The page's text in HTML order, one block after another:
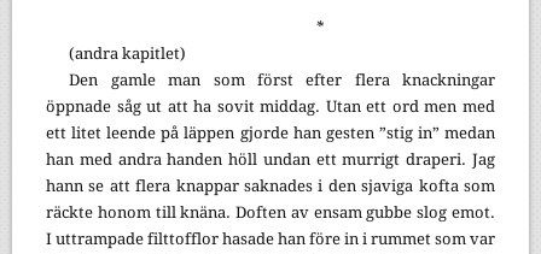
*
(andra kapitlet)
Den gamle man som först efter flera knackningar
öppnade såg ut att ha sovit middag. Utan ett ord men med
ett litet leende på läppen gjorde han gesten ”stig in” medan
han med andra handen höll undan ett murrigt draperi. Jag
hann se att flera knappar saknades i den sjaviga kofta som
räckte honom till knäna. Doften av ensam gubbe slog emot.
I uttrampade filttofflor hasade han före in i rummet som var